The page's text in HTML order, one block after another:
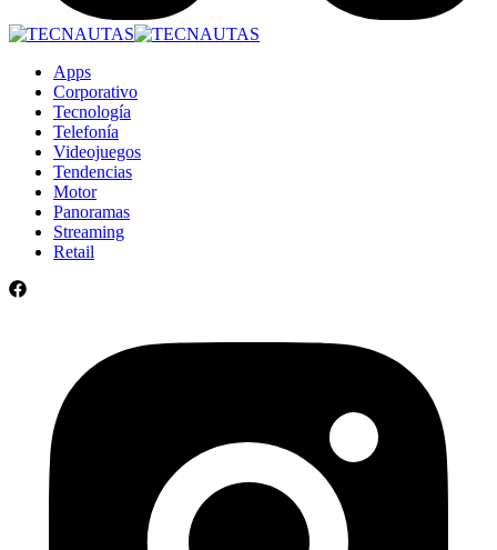
Apps
Corporativo
Tecnología
Telefonía
Videojuegos
Tendencias
Motor
Panoramas
Streaming
Retail